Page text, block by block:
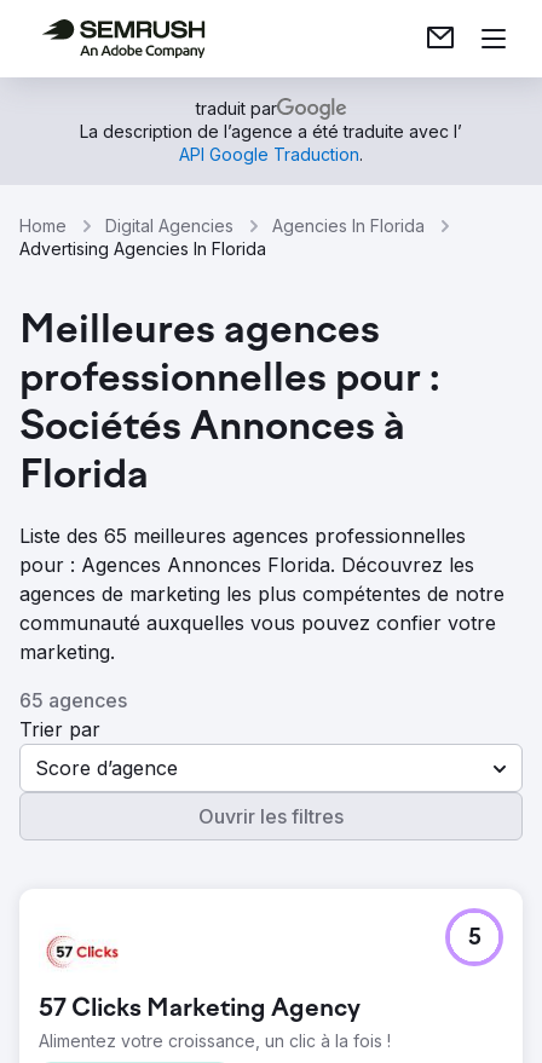
traduit par
La description de l’agence a été traduite avec l’
API Google Traduction.
Home Digital Agencies
Agencies In Florida
Advertising Agencies In Florida
Meilleures agences
professionnelles pour :
Sociétés Annonces à
Florida
Liste des 65 meilleures agences professionnelles
pour : Agences Annonces Florida. Découvrez les
agences de marketing les plus compétentes de notre
communauté auxquelles vous pouvez confier votre
marketing.
65 agences
Trier par
Score d’agence
Ouvrir les filtres
57 Clicks Marketing Agency
Alimentez votre croissance, un clic à la fois !
5